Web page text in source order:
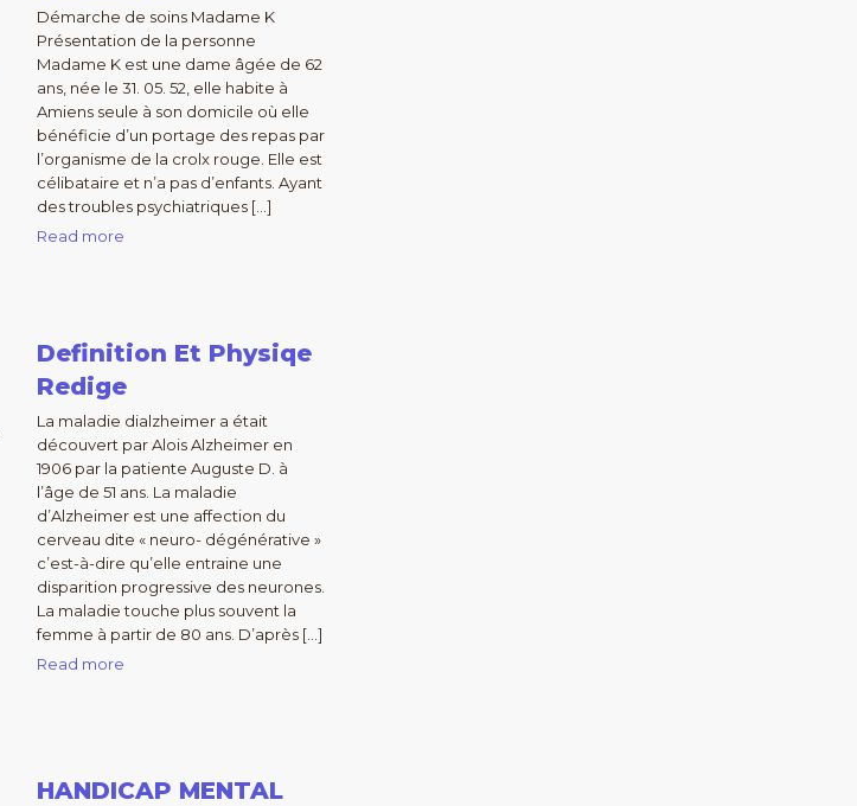
Démarche de soins Madame K
Présentation de la personne
Madame K est une dame âgée de 62
ans, née le 31. 05. 52, elle habite à
Amiens seule à son domicile où elle
bénéficie d’un portage des repas par
l’organisme de la crolx rouge. Elle est
célibataire et n’a pas d’enfants. Ayant
des troubles psychiatriques […]
Read more
Definition Et Physiqe
Redige
La maladie dialzheimer a était
découvert par Alois Alzheimer en
1906 par la patiente Auguste D. à
l’âge de 51 ans. La maladie
d’Alzheimer est une affection du
cerveau dite « neuro- dégénérative »
c’est-à-dire qu’elle entraine une
disparition progressive des neurones.
La maladie touche plus souvent la
femme à partir de 80 ans. D’après […]
Read more
HANDICAP MENTAL